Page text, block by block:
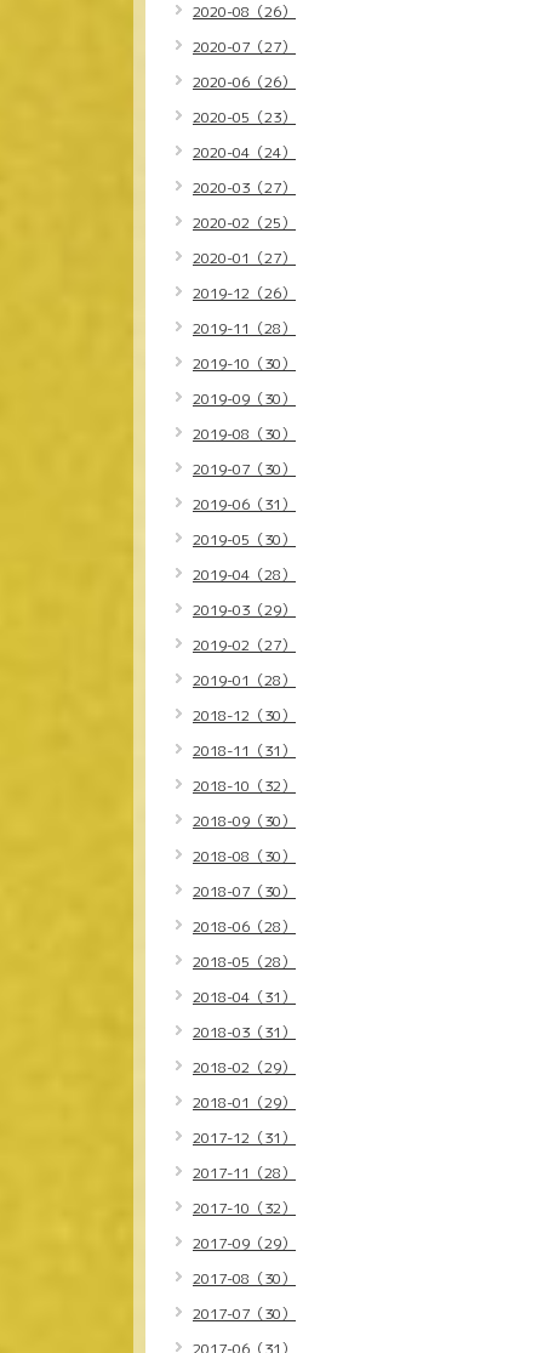
2020-08（26）
2020-07（27）
2020-06（26）
2020-05（23）
2020-04（24）
2020-03（27）
2020-02（25）
2020-01（27）
2019-12（26）
2019-11（28）
2019-10（30）
2019-09（30）
2019-08（30）
2019-07（30）
2019-06（31）
2019-05（30）
2019-04（28）
2019-03（29）
2019-02（27）
2019-01（28）
2018-12（30）
2018-11（31）
2018-10（32）
2018-09（30）
2018-08（30）
2018-07（30）
2018-06（28）
2018-05（28）
2018-04（31）
2018-03（31）
2018-02（29）
2018-01（29）
2017-12（31）
2017-11（28）
2017-10（32）
2017-09（29）
2017-08（30）
2017-07（30）
2017-06（31）